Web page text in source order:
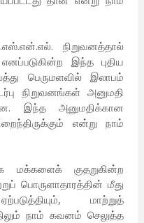
நிறுவனத்தால்
இந்த புதிய
பெருமளவில் இலாபம்
நிறுவனங்கள் அனுமதி
இந்த அனுமதிக்கான
என்று நாம்
மக்களைக் குதறுகின்ற
பொருளாதாரத்தின் மீது
மாற்றுத்
நாம் கவனம் செலுத்த